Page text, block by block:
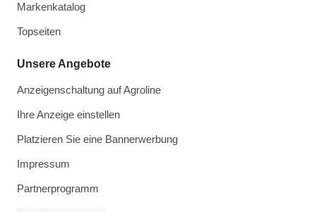
Markenkatalog
Topseiten
Unsere Angebote
Anzeigenschaltung auf Agroline
Ihre Anzeige einstellen
Platzieren Sie eine Bannerwerbung
Impressum
Partnerprogramm